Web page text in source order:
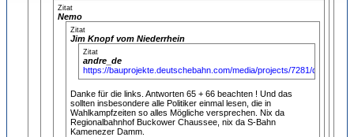
Zitat
Nemo
Zitat
Jim Knopf vom Niederrhein
Zitat
andre_de
https://bauprojekte.deutschebahn.com/media/projects/7281/docs/
Danke für die links. Antworten 65 + 66 beachten ! Und das
sollten insbesondere alle Politiker einmal lesen, die in
Wahlkampfzeiten so alles Mögliche versprechen. Nix da
Regionalbahnhof Buckower Chaussee, nix da S-Bahn
Kamenezer Damm.